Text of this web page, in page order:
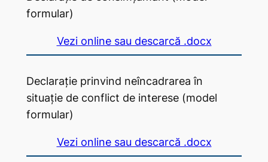
formular)
Vezi online sau descarcă .docx
Declarație prinvind neîncadrarea în
situație de conflict de interese (model
formular)
Vezi online sau descarcă .docx